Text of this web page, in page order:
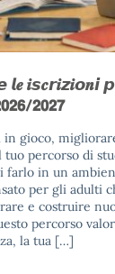
𝒊𝙨𝒄𝙧𝒊𝙯𝒊𝙤𝒏𝙞
𝟮𝟬𝟮𝟳
gioco,
percorso di
farlo in un
per gli adulti
e costruire
percorso
la tua […]